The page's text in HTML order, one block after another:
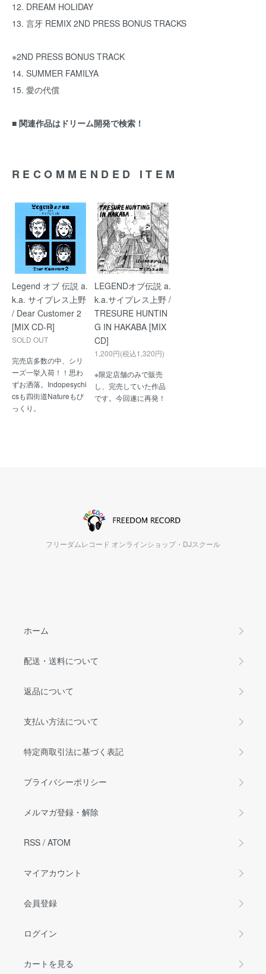
12. DREAM HOLIDAY
13. 言牙 REMIX 2ND PRESS BONUS TRACKS
※2ND PRESS BONUS TRACK
14. SUMMER FAMILYA
15. 愛の代償
■ 関連作品は ドリーム開発で検索！
RECOMMENDED ITEM
Legend オブ 伝説 a.
k.a. サイプレス上野
/ Dear Customer 2
[MIX CD-R]
SOLD OUT
完売店多数の中、シリ
ーズ一挙入荷！！思わ
ずお洒落。Indopesychi
csも四街道Natureもび
っくり。
LEGENDオブ伝説 a.
k.a.サイプレス上野 /
TRESURE HUNTIN
G IN HAKABA [MIX
CD]
1,200円(税込1,320円)
※限定店舗のみで販売
し、完売していた作品
です。今回遂に再発！
フリーダムレコード オンラインショップ・DJスクール
ホーム
配送・送料について
返品について
支払い方法について
特定商取引法に基づく表記
プライバシーポリシー
メルマガ登録・解除
RSS / ATOM
マイアカウント
会員登録
ログイン
カートを見る